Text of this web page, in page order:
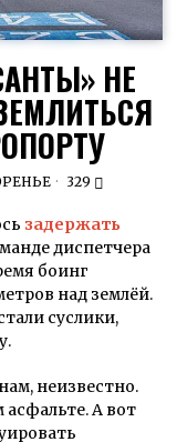
НЕ
329
задержать
диспетчера
боинг
над землёй.
суслики,
, неизвестно.
асфальте. А вот